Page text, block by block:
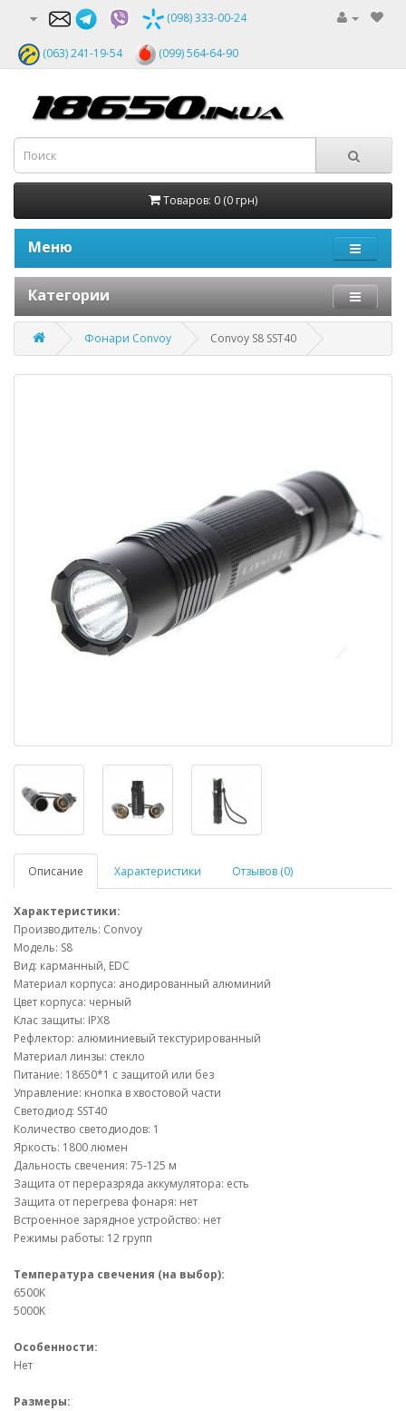
(098) 333-00-24
(063) 241-19-54 (099) 564-64-90
Товаров: 0 (0 грн)
Меню
Категории
Фонари Convoy Convoy S8 SST40
Описание Характеристики Отзывов (0)
Характеристики:
Производитель: Convoy
Модель: S8
Вид: карманный, EDC
Материал корпуса: анодированный алюминий
Цвет корпуса: черный
Клас защиты: IPX8
Рефлектор: алюминиевый текстурированный
Материал линзы: стекло
Питание: 18650*1 с защитой или без
Управление: кнопка в хвостовой части
Светодиод: SST40
Количество светодиодов: 1
Яркость: 1800 люмен
Дальность свечения: 75-125 м
Защита от переразряда аккумулятора: есть
Защита от перегрева фонаря: нет
Встроенное зарядное устройство: нет
Режимы работы: 12 групп
Температура свечения (на выбор):
6500K
5000K
Особенности:
Нет
Размеры: